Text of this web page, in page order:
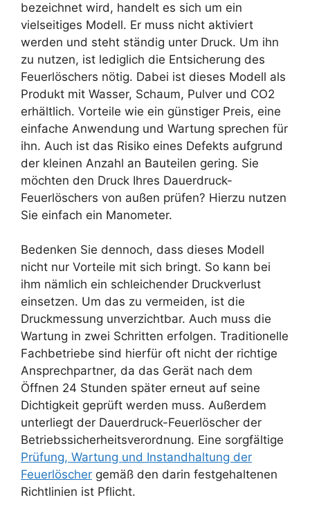
bezeichnet wird, handelt es sich um ein
vielseitiges Modell. Er muss nicht aktiviert
werden und steht ständig unter Druck. Um ihn
zu nutzen, ist lediglich die Entsicherung des
Feuerlöschers nötig. Dabei ist dieses Modell als
Produkt mit Wasser, Schaum, Pulver und CO2
erhältlich. Vorteile wie ein günstiger Preis, eine
einfache Anwendung und Wartung sprechen für
ihn. Auch ist das Risiko eines Defekts aufgrund
der kleinen Anzahl an Bauteilen gering. Sie
möchten den Druck Ihres Dauerdruck-
Feuerlöschers von außen prüfen? Hierzu nutzen
Sie einfach ein Manometer.
Bedenken Sie dennoch, dass dieses Modell
nicht nur Vorteile mit sich bringt. So kann bei
ihm nämlich ein schleichender Druckverlust
einsetzen. Um das zu vermeiden, ist die
Druckmessung unverzichtbar. Auch muss die
Wartung in zwei Schritten erfolgen. Traditionelle
Fachbetriebe sind hierfür oft nicht der richtige
Ansprechpartner, da das Gerät nach dem
Öffnen 24 Stunden später erneut auf seine
Dichtigkeit geprüft werden muss. Außerdem
unterliegt der Dauerdruck-Feuerlöscher der
Betriebssicherheitsverordnung. Eine sorgfältige
Prüfung, Wartung und Instandhaltung der
Feuerlöscher gemäß den darin festgehaltenen
Richtlinien ist Pflicht.